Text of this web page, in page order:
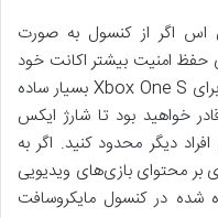
اس اگر از کنسول به صورت
حفظ امنیت بیشتر اکانت خود
تنظیمات بالا را اعمال کنید. رمز گذاشتن برای Xbox One S بسیار ساده
خواهید بود تا شارژ ایکس
دیگر محدود کنید. اگر به
بر محتوای بازی‌های ویدیویی
شده در کنسول مایکروسافت